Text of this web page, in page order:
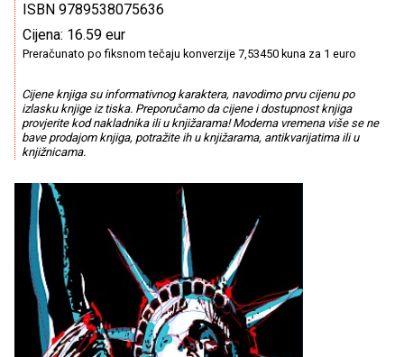
ISBN 9789538075636
Cijena: 16.59 eur
Preračunato po fiksnom tečaju konverzije 7,53450 kuna za 1 euro
Cijene knjiga su informativnog karaktera, navodimo prvu cijenu po
izlasku knjige iz tiska. Preporučamo da cijene i dostupnost knjiga
provjerite kod nakladnika ili u knjižarama! Moderna vremena više se ne
bave prodajom knjiga, potražite ih u knjižarama, antikvarijatima ili u
knjižnicama.